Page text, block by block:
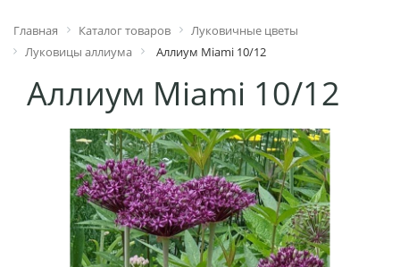
Главная Каталог товаров
Луковичные цветы
Луковицы аллиума
Аллиум Miami 10/12
Аллиум Miami 10/12